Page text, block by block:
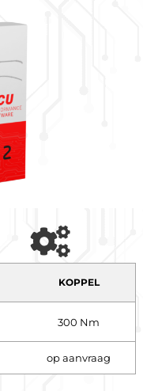
KOPPEL
300 Nm
op aanvraag